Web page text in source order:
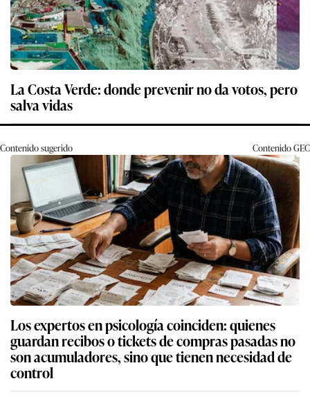
La Costa Verde: donde prevenir no da votos, pero
salva vidas
Contenido sugerido ContenidoGEC
Los expertos en psicología coinciden: quienes
guardan recibos o tickets de compras pasadas no
son acumuladores, sino que tienen necesidad de
control